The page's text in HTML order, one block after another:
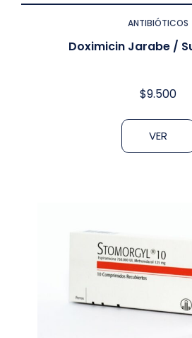
ANTIBIÓTICOS
Doximicin Jarabe /
$9.500
VER